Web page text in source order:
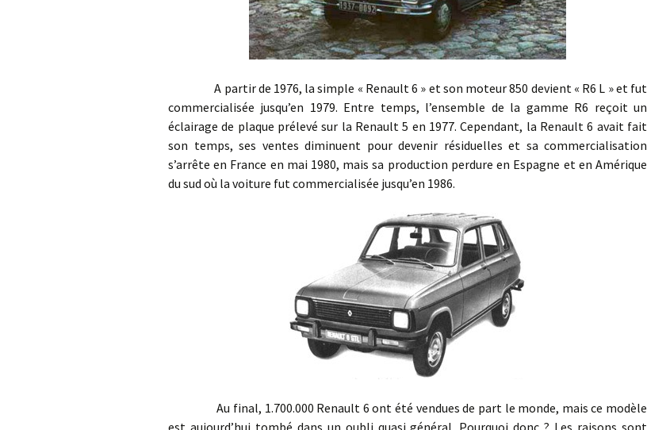
A partir de 1976, la simple « Renault 6 » et son moteur 850 devient « R6 L » et fut
commercialisée jusqu’en 1979. Entre temps, l’ensemble de la gamme R6 reçoit un
éclairage de plaque prélevé sur la Renault 5 en 1977. Cependant, la Renault 6 avait fait
son temps, ses ventes diminuent pour devenir résiduelles et sa commercialisation
s’arrête en France en mai 1980, mais sa production perdure en Espagne et en Amérique
du sud où la voiture fut commercialisée jusqu’en 1986.
Au final, 1.700.000 Renault 6 ont été vendues de part le monde, mais ce modèle
est aujourd’hui tombé dans un oubli quasi général. Pourquoi donc ? Les raisons sont